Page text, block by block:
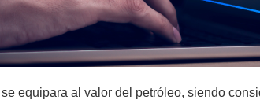
equipara al valor del petróleo, siendo